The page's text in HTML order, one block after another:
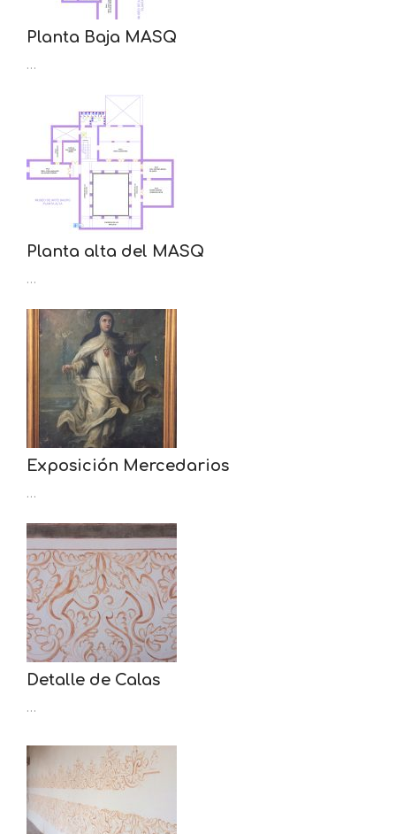
Planta Baja MASQ
…
Planta alta del MASQ
…
Exposición Mercedarios
…
Detalle de Calas
…